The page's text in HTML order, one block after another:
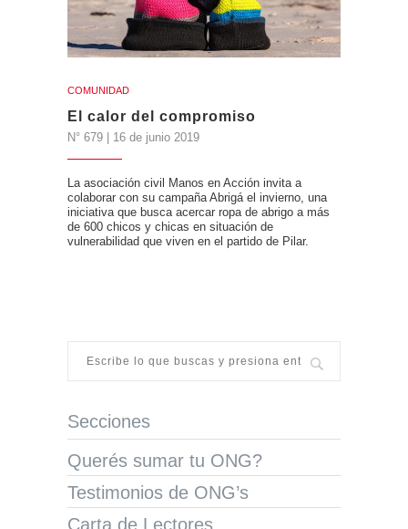
COMUNIDAD
El calor del compromiso
N° 679 | 16 de junio 2019
La asociación civil Manos en Acción invita a
colaborar con su campaña Abrigá el invierno, una
iniciativa que busca acercar ropa de abrigo a más
de 600 chicos y chicas en situación de
vulnerabilidad que viven en el partido de Pilar.
Secciones
Querés sumar tu ONG?
Testimonios de ONG’s
Carta de Lectores